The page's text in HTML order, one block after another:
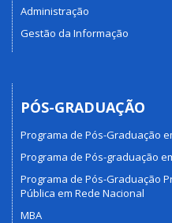
Administração
Gestão da Informação
PÓS-GRADUAÇÃO
Programa de Pós-Graduação
Programa de Pós-graduação
Programa de Pós-Graduação
Pública em Rede Nacional
MBA